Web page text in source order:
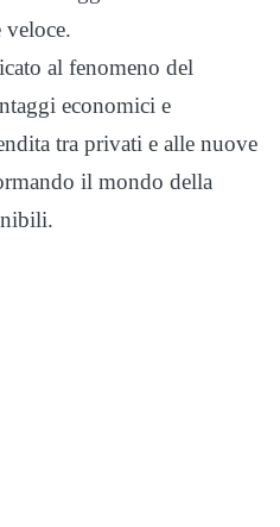
al fenomeno del
economici e
tra privati e alle nuove
il mondo della